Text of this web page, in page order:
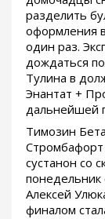
разделить
оформления
один раз.
дождаться
Тулина в
Энантат +
дальнейшей
Tимозин
Стромбафорт
сустанон со
понедельник
Алексей
финалом